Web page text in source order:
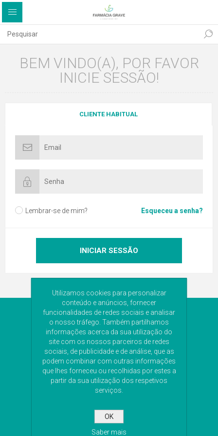
BEM VINDO(A), POR FAVOR
INICIE SESSÃO!
CLIENTE HABITUAL
Lembrar-se de mim? Esqueceu a senha?
NEWSLETTER
Subscreva a nossa newsletter para receber as
últimas novidades. Iremos guardar o seu email
para o envio da newsletter.
Utilizamos cookies para personalizar
conteúdo e anúncios, fornecer
funcionalidades de redes sociais e analisar
o nosso tráfego. Também partilhamos
informações acerca da sua utilização do
site com os nossos parceiros de redes
sociais, de publicidade e de análise, que as
podem combinar com outras informações
que lhes forneceu ou recolhidas por estes a
partir da sua utilização dos respetivos
serviços.
OK
Saber mais